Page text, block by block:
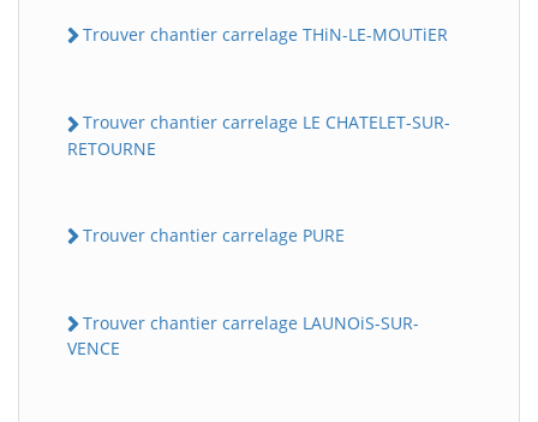
Trouver chantier carrelage THiN-LE-MOUTiER
Trouver chantier carrelage LE CHATELET-SUR-
RETOURNE
Trouver chantier carrelage PURE
Trouver chantier carrelage LAUNOiS-SUR-
VENCE